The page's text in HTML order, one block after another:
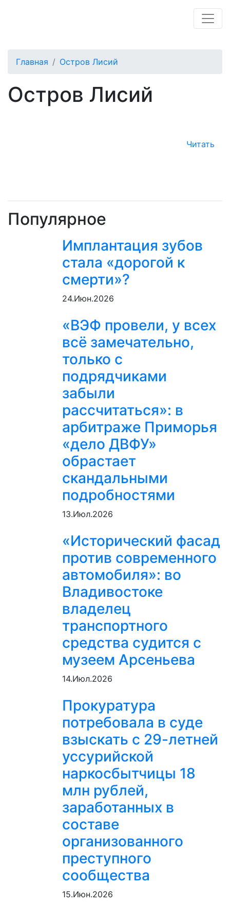
Главная Остров Лисий
Остров Лисий
Читать
Популярное
Имплантация зубов
стала «дорогой к
смерти»?
24.Июн.2026
«ВЭФ провели, у всех
всё замечательно,
только с
подрядчиками
забыли
рассчитаться»: в
арбитраже Приморья
«дело ДВФУ»
обрастает
скандальными
подробностями
13.Июл.2026
«Исторический фасад
против современного
автомобиля»: во
Владивостоке
владелец
транспортного
средства судится с
музеем Арсеньева
14.Июл.2026
Прокуратура
потребовала в суде
взыскать с 29-летней
уссурийской
наркосбытчицы 18
млн рублей,
заработанных в
составе
организованного
преступного
сообщества
15.Июн.2026